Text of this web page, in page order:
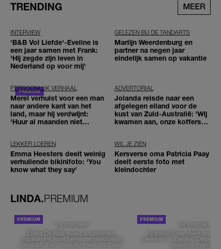
TRENDING MEER
INTERVIEW
'B&B Vol Liefde'-Eveline is
een jaar samen met Frank:
'Hij zegde zijn leven in
Nederland op voor mij'
GELEZEN BIJ DE TANDARTS
Marlijn Weerdenburg en
partner na negen jaar
eindelijk samen op vakantie
PERSOONLIJK VERHAAL
Merel verhuist voor een man
naar andere kant van het
land, maar hij verdwijnt:
'Huur al maanden niet
ADVERTORIAL
Jolanda reisde naar een
afgelegen eiland voor de
kust van Zuid-Australië: 'Wij
kwamen aan, onze koffers
LEKKER LOEREN
Emma Heesters deelt weinig
verhullende bikinifoto: 'You
know what they say'
WIL JE ZIEN
Kersverse oma Patricia Paay
deelt eerste foto met
kleindochter
LINDA.PREMIUM
DE STAD VAN
Elske DeWall over Leeuwarden,
muziek en haar favoriete plekken in
de stad: 'Een stad die voelt als thuis'
DE STAD VAN
Isabelle Boer deelt haar
plekken in Zwolle: 'Deze
graag verborgen'